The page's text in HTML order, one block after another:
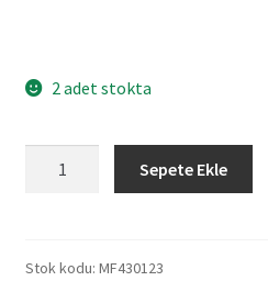
2 adet stokta
Galant
Sepete Ekle
Stok kodu: MF430123